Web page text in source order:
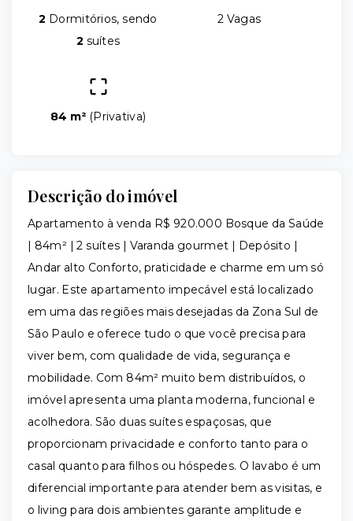
2 Dormitórios, sendo
2 suítes
2 Vagas
84 m² (Privativa)
Descrição do imóvel
Apartamento à venda R$ 920.000 Bosque da Saúde
| 84m² | 2 suítes | Varanda gourmet | Depósito |
Andar alto Conforto, praticidade e charme em um só
lugar. Este apartamento impecável está localizado
em uma das regiões mais desejadas da Zona Sul de
São Paulo e oferece tudo o que você precisa para
viver bem, com qualidade de vida, segurança e
mobilidade. Com 84m² muito bem distribuídos, o
imóvel apresenta uma planta moderna, funcional e
acolhedora. São duas suítes espaçosas, que
proporcionam privacidade e conforto tanto para o
casal quanto para filhos ou hóspedes. O lavabo é um
diferencial importante para atender bem as visitas, e
o living para dois ambientes garante amplitude e